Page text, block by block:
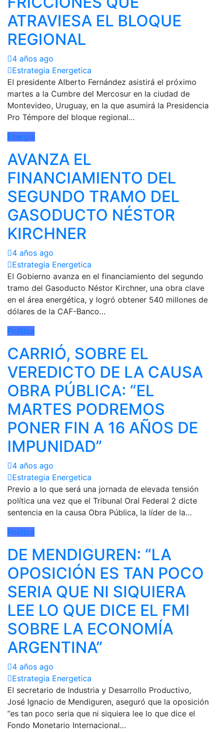
ATRAVIESA EL BLOQUE
REGIONAL
4 años ago
Estrategia Energetica
El presidente Alberto Fernández asistirá el próximo
martes a la Cumbre del Mercosur en la ciudad de
Montevideo, Uruguay, en la que asumirá la Presidencia
Pro Témpore del bloque regional…
Energía
AVANZA EL
FINANCIAMIENTO DEL
SEGUNDO TRAMO DEL
GASODUCTO NÉSTOR
KIRCHNER
4 años ago
Estrategia Energetica
El Gobierno avanza en el financiamiento del segundo
tramo del Gasoducto Néstor Kirchner, una obra clave
en el área energética, y logró obtener 540 millones de
dólares de la CAF-Banco…
Política
CARRIÓ, SOBRE EL
VEREDICTO DE LA CAUSA
OBRA PÚBLICA: “EL
MARTES PODREMOS
PONER FIN A 16 AÑOS DE
IMPUNIDAD”
4 años ago
Estrategia Energetica
Previo a lo que será una jornada de elevada tensión
política una vez que el Tribunal Oral Federal 2 dicte
sentencia en la causa Obra Pública, la líder de la…
Política
DE MENDIGUREN: “LA
OPOSICIÓN ES TAN POCO
SERIA QUE NI SIQUIERA
LEE LO QUE DICE EL FMI
SOBRE LA ECONOMÍA
ARGENTINA”
4 años ago
Estrategia Energetica
El secretario de Industria y Desarrollo Productivo,
José Ignacio de Mendiguren, aseguró que la oposición
“es tan poco seria que ni siquiera lee lo que dice el
Fondo Monetario Internacional…